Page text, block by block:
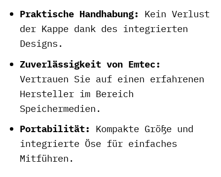
Praktische Handhabung: Kein Verlust
der Kappe dank des integrierten
Designs.
Zuverlässigkeit von Emtec:
Vertrauen Sie auf einen erfahrenen
Hersteller im Bereich
Speichermedien.
Portabilität: Kompakte Größe und
integrierte Öse für einfaches
Mitführen.